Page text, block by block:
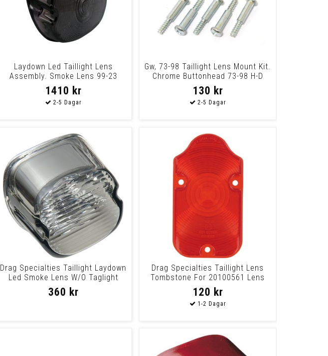
Laydown Led Taillight Lens
Assembly. Smoke Lens 99-23
Various Softail,
1410 kr
Gw, 73-98 Taillight Lens Mount Kit.
Chrome Buttonhead 73-98 H-D
Models
130 kr
Drag Specialties Taillight Laydown
Led Smoke Lens W/O Taglight
Lens T/
360 kr
Drag Specialties Taillight Lens
Tombstone For 20100561 Lens
T/L Red F/
120 kr